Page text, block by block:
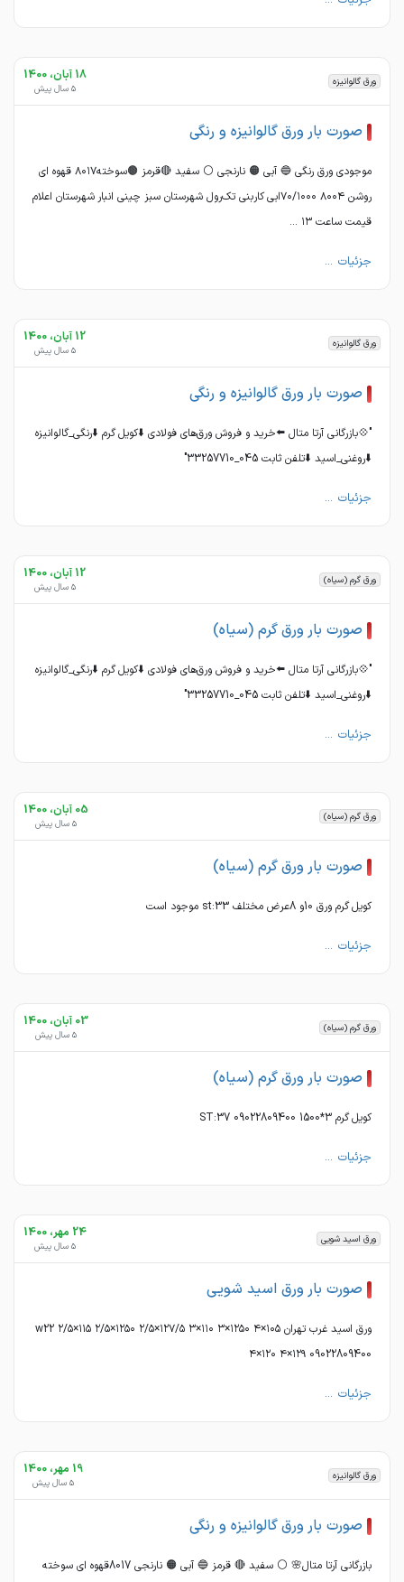
ورق گالوانیزه 18 آبان، 1400
5 سال پیش
صورت بار ورق گالوانیزه و رنگی
موجودی ورق رنگی 🔵 آبی 🟠 نارنجی ⚪️ سفید 🔴قرمز 🟤سوخته۸۰۱۷ قهوه ای
روشن ۸۰۰۴ ۷۰/۱۰۰۰ابی کاربنی تک‌رول شهرستان سبز چینی انبار شهرستان اعلام
قیمت ساعت ۱۳ ...
جزئیات ...
ورق گالوانیزه 12 آبان، 1400
5 سال پیش
صورت بار ورق گالوانیزه و رنگی
"💠بازرگانی آرتا متال ⬅️خرید و‌ فروش ورق‌های فولادی ⬇️کویل گرم ⬇️رنگی_گالوانیزه
⬇️روغنی_اسید ⬇️تلفن ثابت 045_33257710"
جزئیات ...
ورق گرم (سیاه) 12 آبان، 1400
5 سال پیش
صورت بار ورق گرم (سیاه)
"💠بازرگانی آرتا متال ⬅️خرید و‌ فروش ورق‌های فولادی ⬇️کویل گرم ⬇️رنگی_گالوانیزه
⬇️روغنی_اسید ⬇️تلفن ثابت 045_33257710"
جزئیات ...
ورق گرم (سیاه) 05 آبان، 1400
5 سال پیش
صورت بار ورق گرم (سیاه)
کویل گرم ورق 10و 8عرض مختلف st:33 موجود است
جزئیات ...
ورق گرم (سیاه) 03 آبان، 1400
5 سال پیش
صورت بار ورق گرم (سیاه)
کویل گرم 3*1500 ST:37 09022809400
جزئیات ...
ورق اسید شویی 24 مهر، 1400
5 سال پیش
صورت بار ورق اسید شویی
ورق اسید غرب تهران w22 ۲/۵×۱۱۵ ۲/۵×۱۲۵۰ ۲/۵×۱۲۷/۵ ۳×۱۱۰ ۳×۱۲۵۰ ۴×۱۰۵
۴×۱۲۰ ۴×۱۲۹ 09022809400
جزئیات ...
ورق گالوانیزه 19 مهر، 1400
5 سال پیش
صورت بار ورق گالوانیزه و رنگی
بازرگانی آرتا متال🌸 ⚪ سفید 🔴 قرمز 🔵 آبی 🟠 نارنجی 8017قهوه ای سوخته